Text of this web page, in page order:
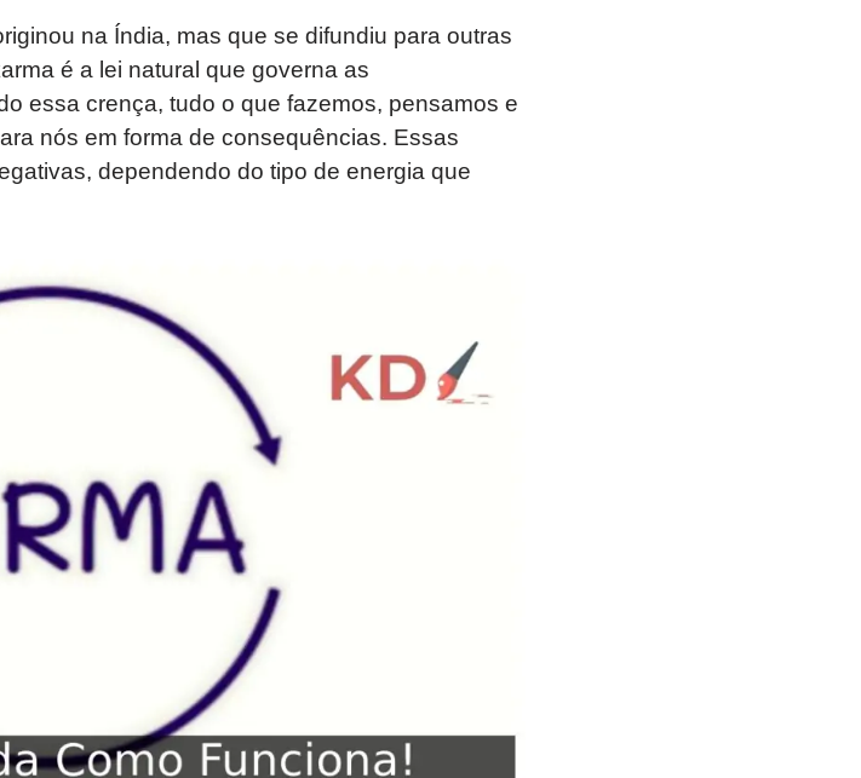
na Índia, mas que se difundiu para outras
é a lei natural que governa as
essa crença, tudo o que fazemos, pensamos e
nós em forma de consequências. Essas
dependendo do tipo de energia que